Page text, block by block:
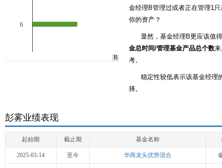
6
B
金经理B管理过或者正在管理1
你的资产？
显然，基金经理B更应该值
金总时间/管理基金产品总个数
考。
稳定性较低表示该基金经理
择。
彭雾业绩表现
起始期 截止期 基金名称
2025-03-14 至今 华商龙头优势混合